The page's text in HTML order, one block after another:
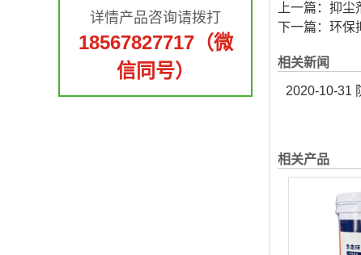
详情产品咨询请拨打
18567827717（微
信同号）
上一篇： 抑尘
下一篇： 环保
相关新闻
2020-10-31
相关产品